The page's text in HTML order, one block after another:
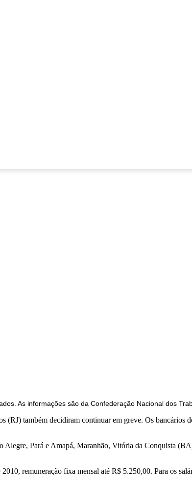
As informações são da Confederação Nacional dos
também decidiram continuar em greve. Os bancários
Pará e Amapá, Maranhão, Vitória da Conquista
remuneração fixa mensal até R$ 5.250,00. Para os